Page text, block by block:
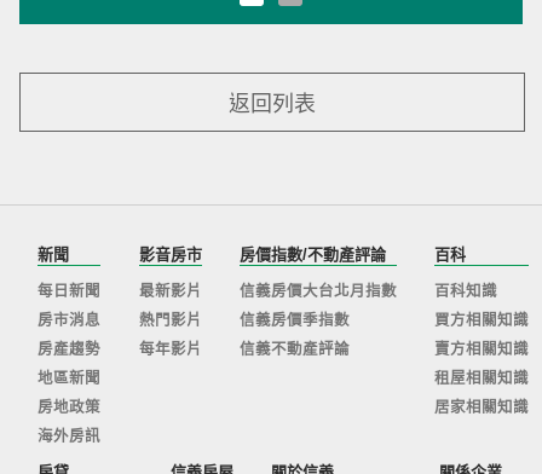
返回列表
新聞
每日新聞
房市消息
房產趨勢
地區新聞
房地政策
海外房訊
影音房市
最新影片
熱門影片
每年影片
房價指數/不動產評論
信義房價大台北月指數
信義房價季指數
信義不動產評論
百科
百科知識
買方相關知識
賣方相關知識
租屋相關知識
居家相關知識